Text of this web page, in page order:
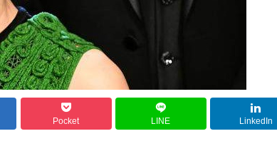
Pocket LINE LinkedIn